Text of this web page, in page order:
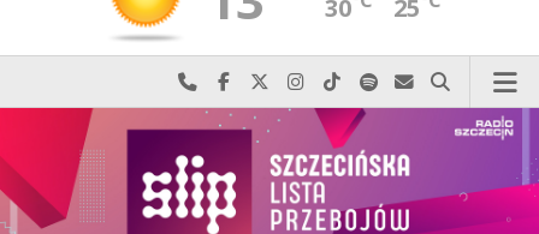
30 25
Najlepiej po prostu do nas zadzwoń
Odwiedź nas na Facebook-u
Odwiedź nas na X
Odwiedź nas na Instagram-ie
Odwiedź nas na TikTok-u
Szukaj nas na Spotify
Wyślij do nas
Szukaj